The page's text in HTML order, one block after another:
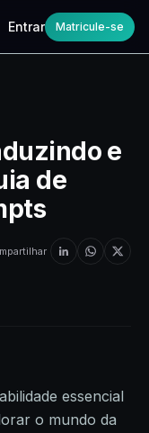
Entrar Matricule-se
e
de
essencial
o mundo da